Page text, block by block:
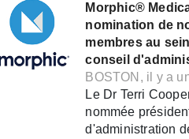
Morphic®
nomination de
membres au
conseil
BOSTON, il y a
Le Dr Terri
nommée
d'administration